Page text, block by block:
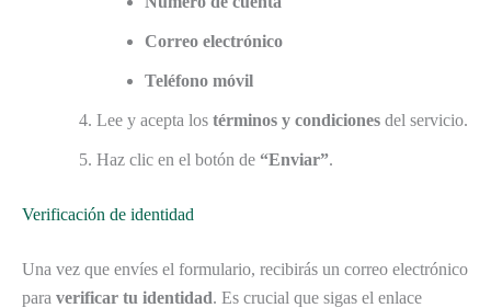
Correo electrónico
Teléfono móvil
Lee y acepta los términos y condiciones del servicio.
Haz clic en el botón de “Enviar”.
Verificación de identidad
Una vez que envíes el formulario, recibirás un correo electrónico
para verificar tu identidad. Es crucial que sigas el enlace